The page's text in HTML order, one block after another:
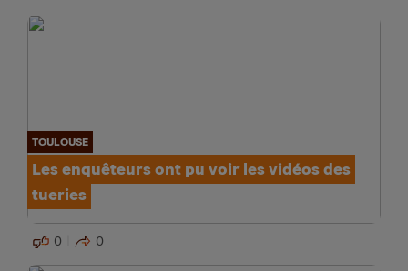
TOULOUSE
Les enquêteurs ont pu voir les vidéos des
tueries
0 0